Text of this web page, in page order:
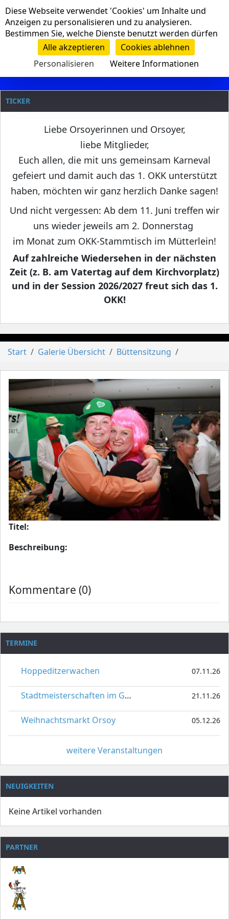
Navigation
Clanname
TICKER
Liebe Orsoyerinnen und Orsoyer,
liebe Mitglieder,
Euch allen, die mit uns gemeinsam Karneval
gefeiert und damit auch das 1. OKK unterstützt
haben, möchten wir ganz herzlich Danke sagen!
Und nicht vergessen: Ab dem 11. Juni treffen wir
uns wieder jeweils am 2. Donnerstag
im Monat zum OKK-Stammtisch im Mütterlein!
Auf zahlreiche Wiedersehen in der nächsten
Zeit (z. B. am Vatertag auf dem Kirchvorplatz)
und in der Session 2026/2027 freut sich das 1.
OKK!
Start Galerie Übersicht Büttensitzung
Titel:
Beschreibung:
Kommentare (0)
TERMINE
Hoppeditzerwachen 07.11.26
Stadtmeisterschaften im Gardetanz 21.11.26
Weihnachtsmarkt Orsoy 05.12.26
weitere Veranstaltungen
NEUIGKEITEN
Keine Artikel vorhanden
PARTNER
Cookie-Einstellungen
Diese Webseite verwendet 'Cookies' um Inhalte und
Anzeigen zu personalisieren und zu analysieren.
Bestimmen Sie, welche Dienste benutzt werden dürfen
Alle akzeptieren
Cookies ablehnen
Personalisieren
Weitere Informationen